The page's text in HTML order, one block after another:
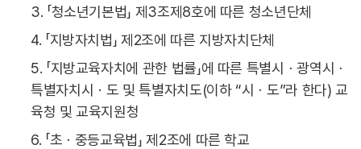
3. 「청소년기본법」 제3조제8호에 따른 청소년단체
4. 「지방자치법」 제2조에 따른 지방자치단체
5. 「지방교육자치에 관한 법률」에 따른 특별시ㆍ광역시ㆍ
특별자치시ㆍ도 및 특별자치도(이하 “시ㆍ도”라 한다) 교
육청 및 교육지원청
6. 「초ㆍ중등교육법」 제2조에 따른 학교